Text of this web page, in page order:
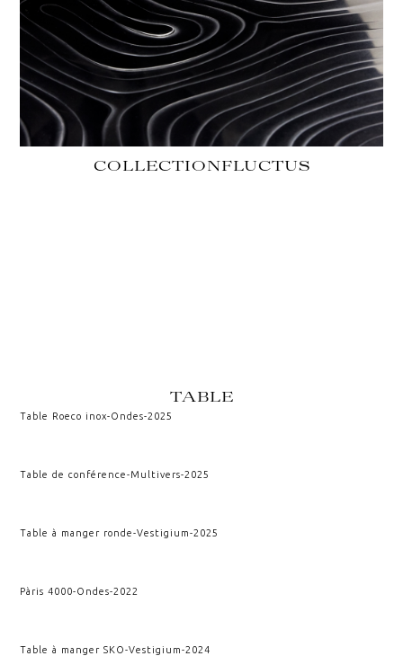
COLLECTIONFLUCTUS
TABLE
Table Roeco inox-Ondes-2025
Table de conférence-Multivers-2025
Table à manger ronde-Vestigium-2025
Pàris 4000-Ondes-2022
Table à manger SKO-Vestigium-2024